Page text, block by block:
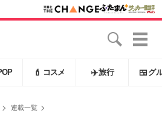
💄 コスメ ✈️旅行 🍱 グ
連載一覧